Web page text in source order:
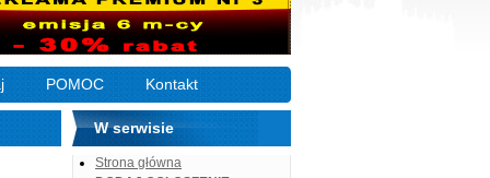
POMOC Kontakt
W serwisie
Strona główna